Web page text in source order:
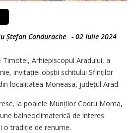
Ștefan Condurache - 02 Iulie 2024
Arhiepiscopul Aradului, a
invitației obștii schitului Sfinților
localitatea Moneasa, județul Arad.
la poalele Munților Codru Moma,
balneoclimaterică de interes
o tradiție de renume.